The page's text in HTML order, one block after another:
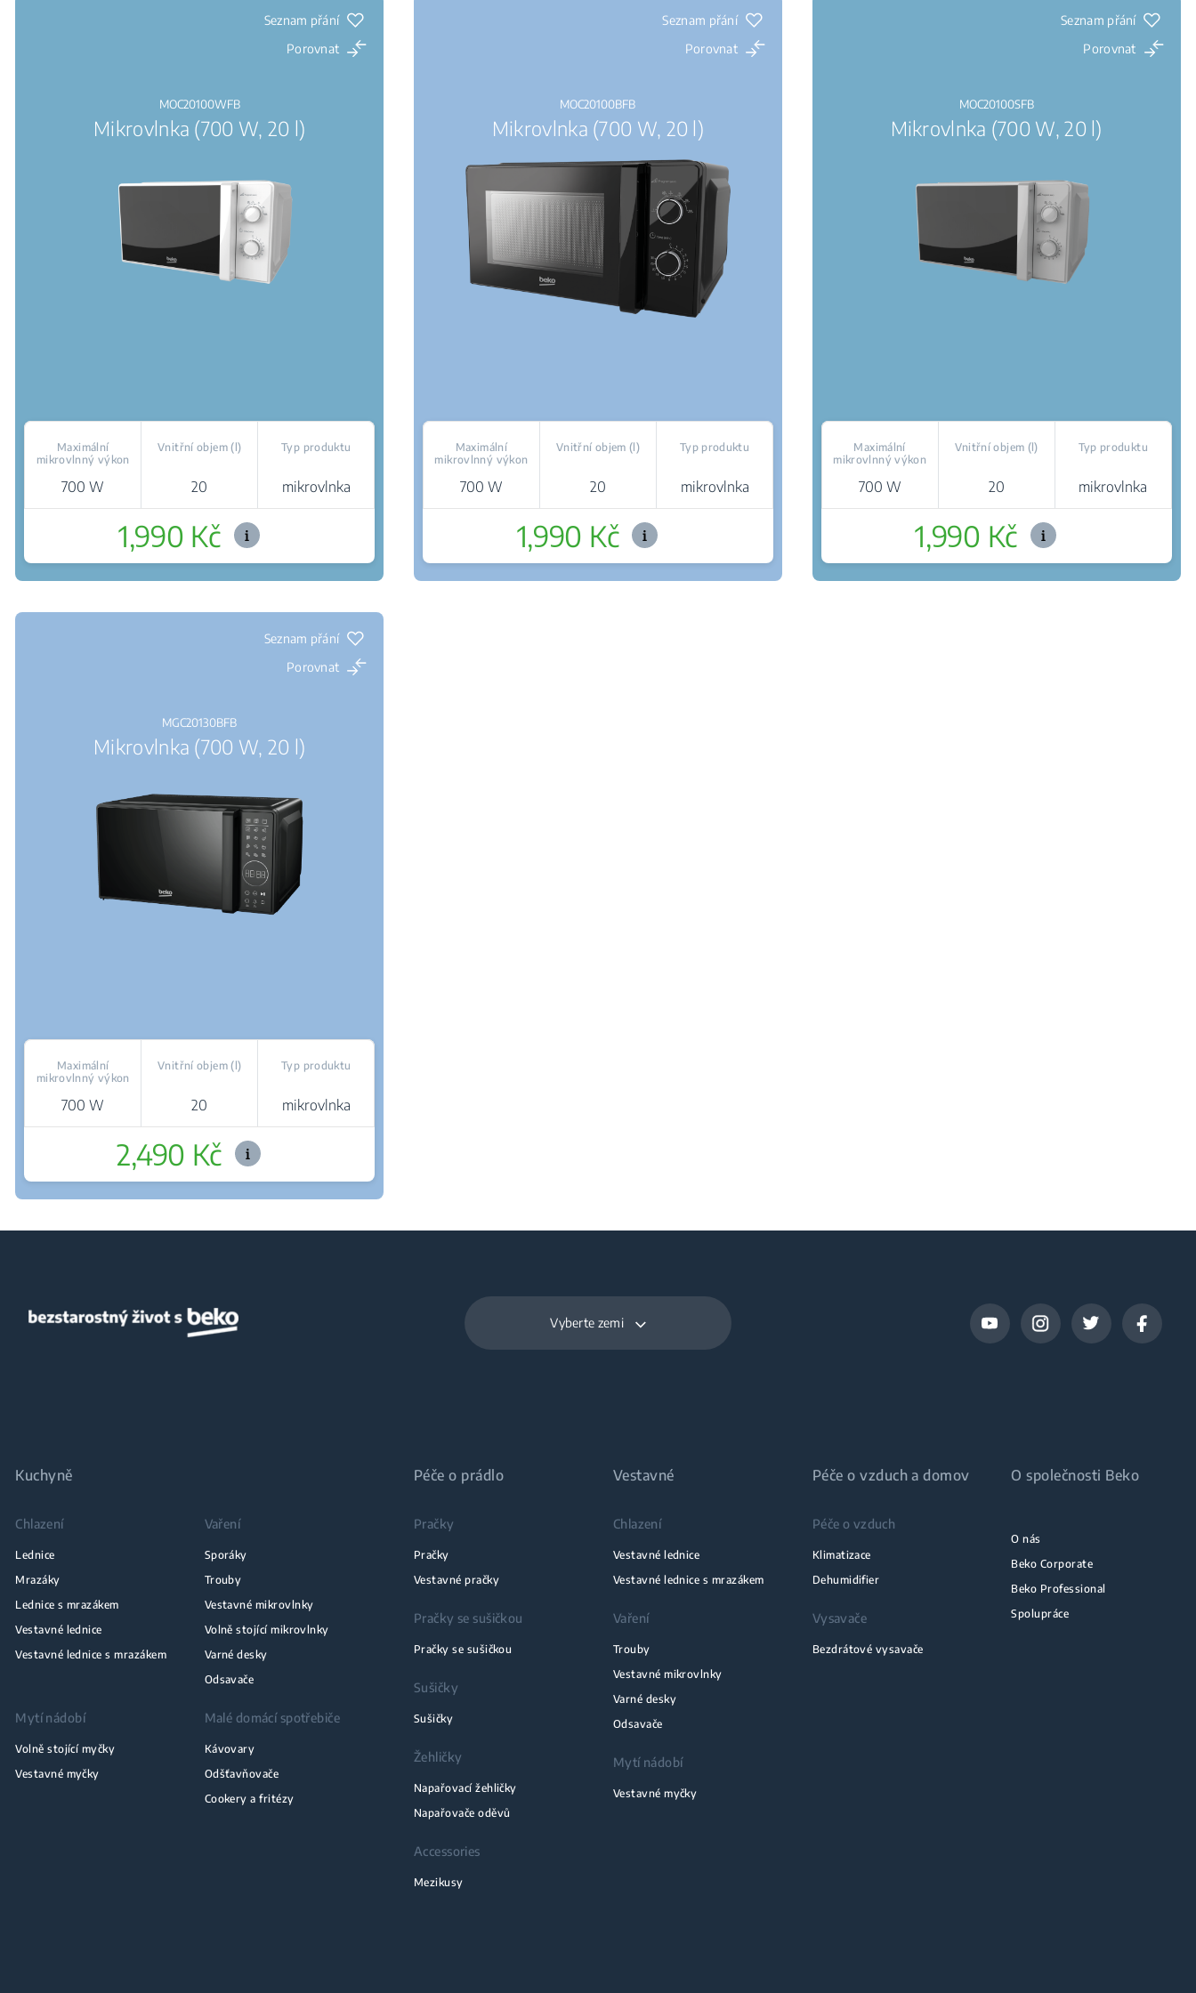
Seznam přání
Porovnat
MOC20100WFB
Mikrovlnka (700 W, 20 l)
Maximální
mikrovlnný výkon
700 W
Vnitřní objem (l)
20
Typ produktu
mikrovlnka
1,990 Kč
Seznam přání
Porovnat
MOC20100BFB
Mikrovlnka (700 W, 20 l)
Maximální
mikrovlnný výkon
700 W
Vnitřní objem (l)
20
Typ produktu
mikrovlnka
1,990 Kč
Seznam přání
Porovnat
MOC20100SFB
Mikrovlnka (700 W, 20 l)
Maximální
mikrovlnný výkon
700 W
Vnitřní objem (l)
20
Typ produktu
mikrovlnka
1,990 Kč
Seznam přání
Porovnat
MGC20130BFB
Mikrovlnka (700 W, 20 l)
Maximální
mikrovlnný výkon
700 W
Vnitřní objem (l)
20
Typ produktu
mikrovlnka
2,490 Kč
Vyberte zemi
Kuchyně
Chlazení
Lednice
Mrazáky
Lednice s mrazákem
Vestavné lednice
Vestavné lednice s mrazákem
Vaření
Sporáky
Trouby
Vestavné mikrovlnky
Volně stojící mikrovlnky
Varné desky
Odsavače
Mytí nádobí
Volně stojící myčky
Vestavné myčky
Malé domácí spotřebiče
Kávovary
Odšťavňovače
Cookery a fritézy
Péče o prádlo
Pračky
Pračky
Vestavné pračky
Pračky se sušičkou
Pračky se sušičkou
Sušičky
Sušičky
Žehličky
Napařovací žehličky
Napařovače oděvů
Accessories
Mezikusy
Vestavné
Chlazení
Vestavné lednice
Vestavné lednice s mrazákem
Vaření
Trouby
Vestavné mikrovlnky
Varné desky
Odsavače
Mytí nádobí
Vestavné myčky
Péče o vzduch a domov
Péče o vzduch
Klimatizace
Dehumidifier
Vysavače
Bezdrátové vysavače
O společnosti Beko
O nás
Beko Corporate
Beko Professional
Spolupráce